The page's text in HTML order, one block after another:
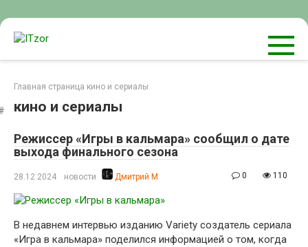
к
контенту
Главная страница кино и сериалы
кино и сериалы
Режиссер «Игры в кальмара» сообщил о дате
выхода финального сезона
28.12.2024 новости Дмитрий М 0 110
В недавнем интервью изданию Variety создатель сериала
«Игра в кальмара» поделился информацией о том, когда